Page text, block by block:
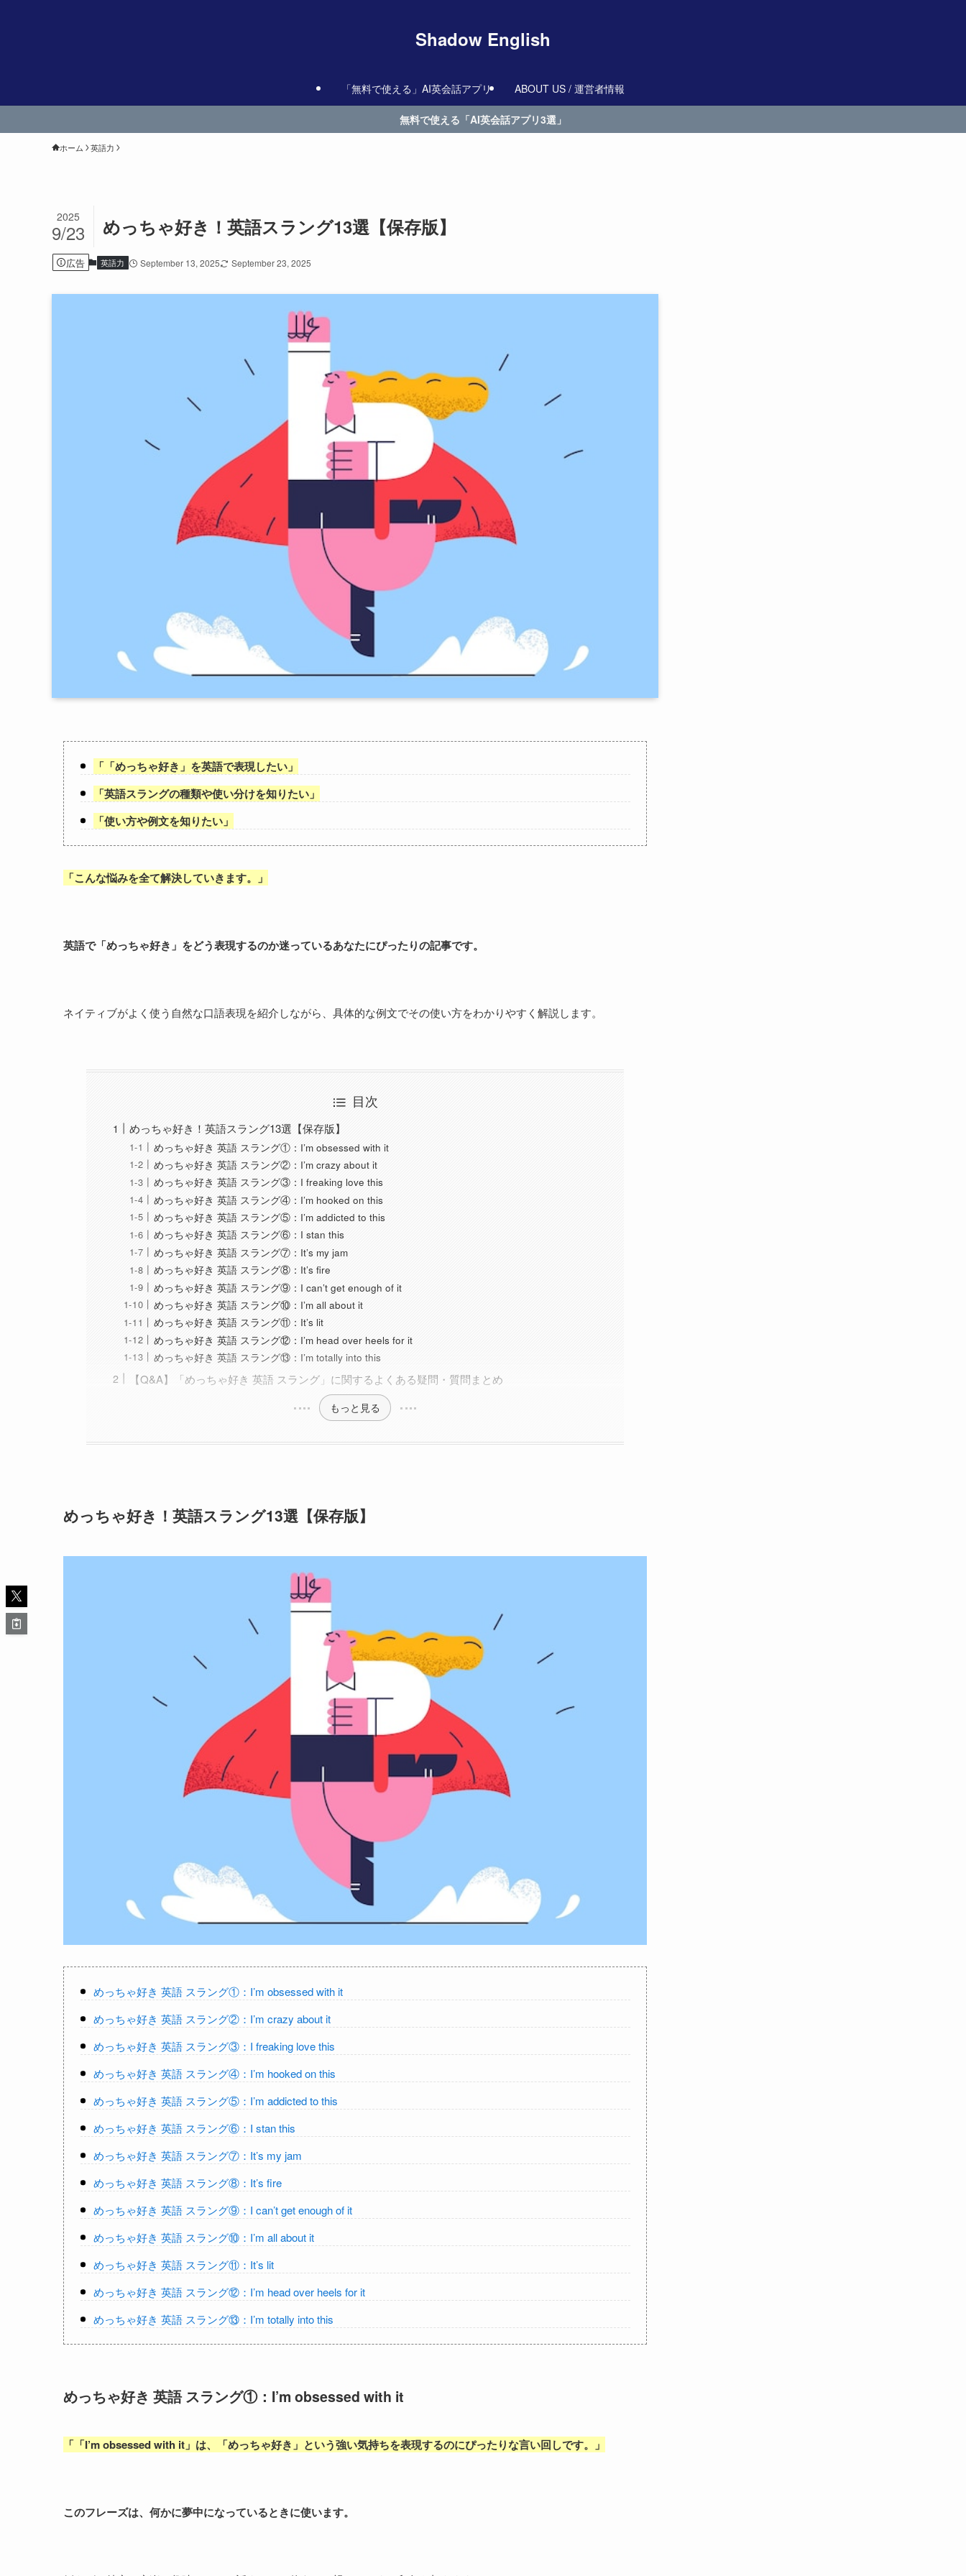
Shadow English
「無料で使える」AI英会話アプリ ABOUT US / 運営者情報
無料で使える「AI英会話アプリ3選」
ホーム 英語力
めっちゃ好き！英語スラング13選【保存版】
2025
9/23
広告 英語力 September 13, 2025 September 23, 2025
「 「めっちゃ好き 」を英語で表現したい」
「英語スラングの種類や使い分けを知りたい 」
「使い方や例文を知りたい 」
「こんな悩みを全て解決していきます。 」
英語で「めっちゃ好き」をどう表現するのか迷っているあなたにぴったりの記事です。
ネイティブがよく使う自然な口語表現を紹介しながら、具体的な例文でその使い方をわかりやすく解説します。
目次
めっちゃ好き！英語スラング13選【保存版】
めっちゃ好き 英語 スラング①：I’m obsessed with it
めっちゃ好き 英語 スラング②：I’m crazy about it
めっちゃ好き 英語 スラング③：I freaking love this
めっちゃ好き 英語 スラング④：I’m hooked on this
めっちゃ好き 英語 スラング⑤：I’m addicted to this
めっちゃ好き 英語 スラング⑥：I stan this
めっちゃ好き 英語 スラング⑦：It’s my jam
めっちゃ好き 英語 スラング⑧：It’s fire
めっちゃ好き 英語 スラング⑨：I can’t get enough of it
めっちゃ好き 英語 スラング⑩：I’m all about it
めっちゃ好き 英語 スラング⑪：It’s lit
めっちゃ好き 英語 スラング⑫：I’m head over heels for it
めっちゃ好き 英語 スラング⑬：I’m totally into this
【Q&A】「めっちゃ好き 英語 スラング」に関するよくある疑問・質問まとめ
もっと見る
めっちゃ好き！英語スラング13選【保存版】
めっちゃ好き 英語 スラング①：I’m obsessed with it
めっちゃ好き 英語 スラング②：I’m crazy about it
めっちゃ好き 英語 スラング③：I freaking love this
めっちゃ好き 英語 スラング④：I’m hooked on this
めっちゃ好き 英語 スラング⑤：I’m addicted to this
めっちゃ好き 英語 スラング⑥：I stan this
めっちゃ好き 英語 スラング⑦：It’s my jam
めっちゃ好き 英語 スラング⑧：It’s fire
めっちゃ好き 英語 スラング⑨：I can’t get enough of it
めっちゃ好き 英語 スラング⑩：I’m all about it
めっちゃ好き 英語 スラング⑪：It’s lit
めっちゃ好き 英語 スラング⑫：I’m head over heels for it
めっちゃ好き 英語 スラング⑬：I’m totally into this
めっちゃ好き 英語 スラング①：I’m obsessed with it
「 「I’m obsessed with it 」は、「めっちゃ好き 」という強い気持ちを表現するのにぴったりな言い回しです。」
このフレーズは、何かに夢中になっているときに使います。